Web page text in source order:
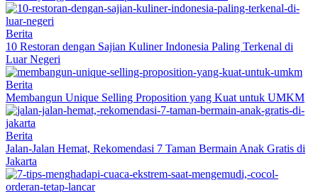
Berita
10 Restoran dengan Sajian Kuliner Indonesia Paling Terkenal di
Luar Negeri
Berita
Membangun Unique Selling Proposition yang Kuat untuk UMKM
Berita
Jalan-Jalan Hemat, Rekomendasi 7 Taman Bermain Anak Gratis di
Jakarta